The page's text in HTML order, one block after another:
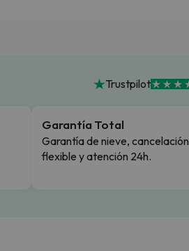
Trustpilot
Garantía Total
Garantía de nieve, cancelación
flexible y atención 24h.